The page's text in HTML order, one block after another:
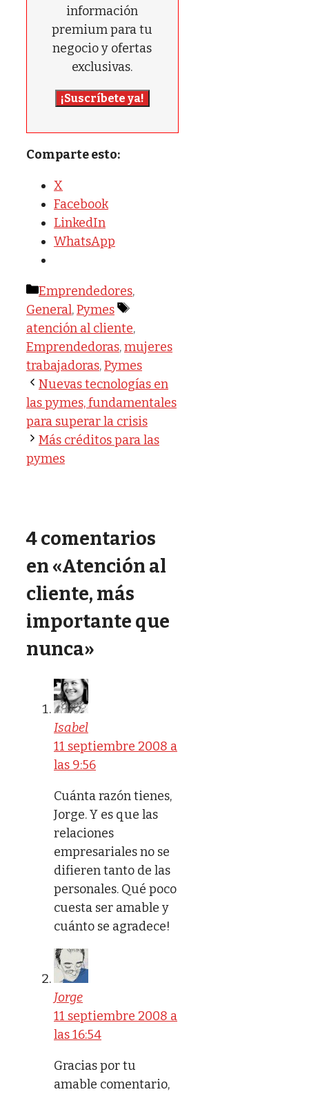
información
premium para tu
negocio y ofertas
exclusivas.
¡Suscríbete ya!
Comparte esto:
X
Facebook
LinkedIn
WhatsApp
Categorías
Emprendedores,
General,Pymes
Etiquetas
atención al cliente,
Emprendedoras,mujeres
trabajadoras,Pymes
Nuevas tecnologías en
las pymes, fundamentales
para superar la crisis
Más créditos para las
pymes
4 comentarios
en «Atención al
cliente, más
importante que
nunca»
Isabel
11 septiembre 2008 a
las 9:56
Cuánta razón tienes,
Jorge. Y es que las
relaciones
empresariales no se
difieren tanto de las
personales. Qué poco
cuesta ser amable y
cuánto se agradece!
Jorge
11 septiembre 2008 a
las 16:54
Gracias por tu
amable comentario,